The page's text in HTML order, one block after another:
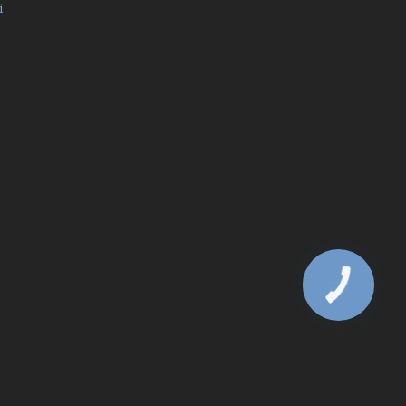
КНОПКА
ЗВ'ЯЗКУ